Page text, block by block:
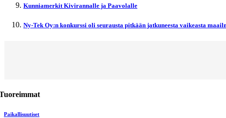
Kunniamerkit Kivirannalle ja Paavolalle
Ny-Tek Oy:n konkurssi oli seurausta pitkään jatkuneesta vaikeasta
Paikallisuutiset